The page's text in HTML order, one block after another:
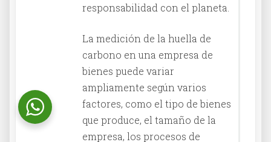
responsabilidad con el planeta.
La medición de la huella de
carbono en una empresa de
bienes puede variar
ampliamente según varios
factores, como el tipo de bienes
que produce, el tamaño de la
empresa, los procesos de